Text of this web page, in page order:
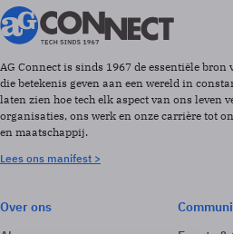
AG Connect is sinds 1967 de essentiële
die betekenis geven aan een wereld in
laten zien hoe tech elk aspect van ons leven
organisaties, ons werk en onze carrière tot
en maatschappij.
Lees ons manifest >
Over ons